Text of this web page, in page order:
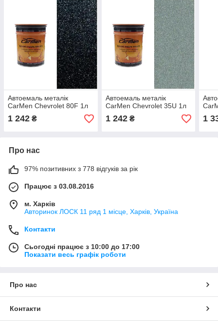
Автоемаль металік
CarMen Chevrolet 80F 1л
1 242 ₴
Автоемаль металік
CarMen Chevrolet 35U 1л
1 242₴ 1
Про нас
97% позитивних з 778 відгуків за рік
Працює з 03.08.2016
м. Харків
Авторинок ЛОСК 11 ряд 1 місце, Харків, Україна
Контакти
Сьогодні працює з 10:00 до 17:00
Показати весь графік роботи
Про нас
Контакти